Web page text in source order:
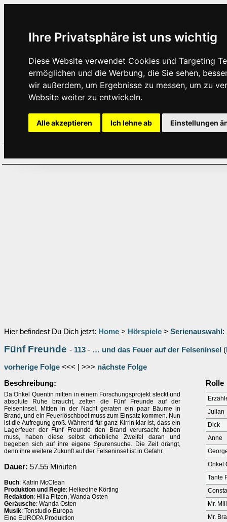
Ihre Privatsphäre ist uns wichtig
Diese Website verwendet Cookies und Targeting
ermöglichen und die Werbung, die Sie sehen,
wir außerdem, um Ergebnisse zu messen, um zu
Website weiter zu entwickeln.
Alle akzeptieren Ich lehne ab Einstellungen
Hier befindest Du Dich jetzt: Home > Hörspiele > Serienauswahl :
Fünf Freunde - 113 - … und das Feuer auf der Felseninsel (
vorherige Folge <<< | >>> nächste Folge
Beschreibung:
Da Onkel Quentin mitten in einem Forschungsprojekt steckt und
absolute Ruhe braucht, zelten die Fünf Freunde auf der
Felseninsel. Mitten in der Nacht geraten ein paar Bäume in
Brand, und ein Feuerlöschboot muss zum Einsatz kommen. Nun
ist die Aufregung groß. Während für ganz Kirrin klar ist, dass ein
Lagerfeuer der Fünf Freunde den Brand verursacht haben
muss, haben diese selbst erhebliche Zweifel daran und
begeben sich auf ihre eigene Spurensuche. Die Zeit drängt,
denn ihre weitere Zukunft auf der Felseninsel ist in Gefahr.
Dauer: 57.55 Minuten
Buch: Katrin McClean
Produktion und Regie: Heikedine Körting
Redaktion: Hilla Fitzen, Wanda Osten
Geräusche: Wanda Osten
Musik: Tonstudio Europa
Eine EUROPA Produktion
Rolle
Julian
Dick
Anne
Onkel
Tante
Mr.
Mr.